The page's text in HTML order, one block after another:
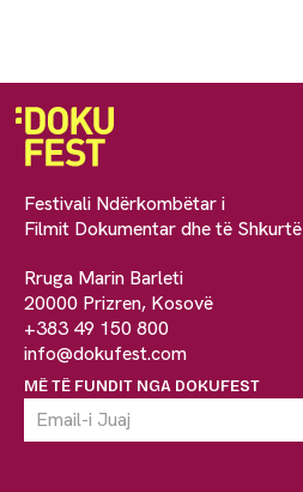
Festivali Ndërkombëtar i
Filmit Dokumentar dhe të Shkurtë
Rruga Marin Barleti
20000 Prizren, Kosovë
+383 49 150 800
info@dokufest.com
MË TË FUNDIT NGA DOKUFEST